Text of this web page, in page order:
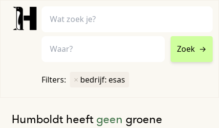
Zoek →
Filters: × bedrijf: esas
Humboldt heeft geen groene